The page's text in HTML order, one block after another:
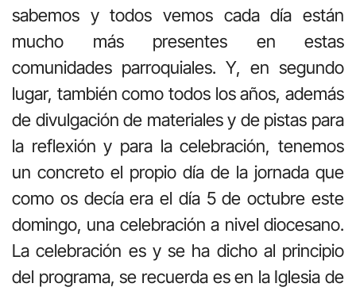
sabemos y todos vemos cada día están
mucho más presentes en estas
comunidades parroquiales. Y, en segundo
lugar, también como todos los años, además
de divulgación de materiales y de pistas para
la reflexión y para la celebración, tenemos
un concreto el propio día de la jornada que
como os decía era el día 5 de octubre este
domingo, una celebración a nivel diocesano.
La celebración es y se ha dicho al principio
del programa, se recuerda es en la Iglesia de